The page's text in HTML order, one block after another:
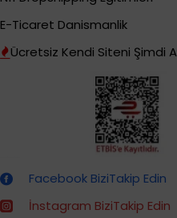
E-Ticaret Danismanlik
Ücretsiz Kendi Siteni Şimdi
Facebook BiziTakip Edin
İnstagram BiziTakip Edin